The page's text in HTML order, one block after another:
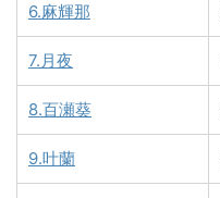
6.麻輝那
7.月夜
8.百瀬葵
9.叶蘭